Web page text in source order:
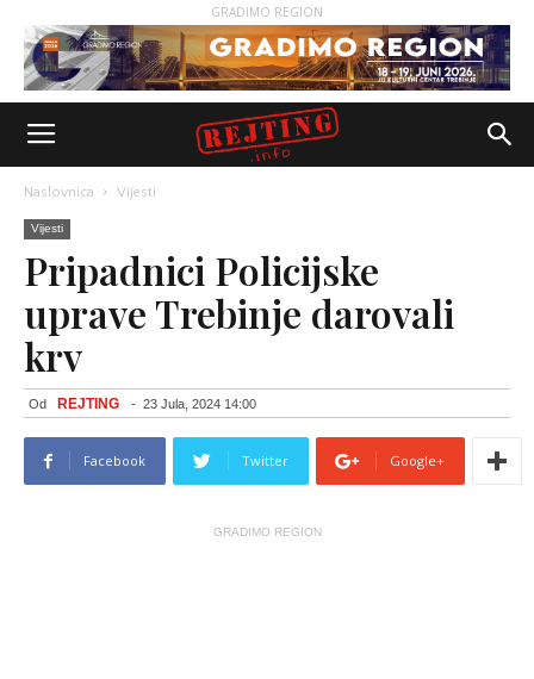
GRADIMO REGION
Naslovnica Vijesti
Vijesti
Pripadnici Policijske
uprave Trebinje darovali
krv
Od REJTING - 23 Jula, 2024 14:00
Facebook Twitter Google+
GRADIMO REGION